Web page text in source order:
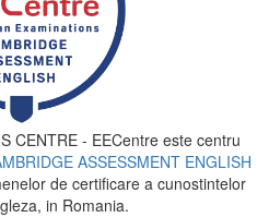
CENTRE - EECentre este centru
ASSESSMENT ENGLISH
de certificare a cunostintelor
in Romania.